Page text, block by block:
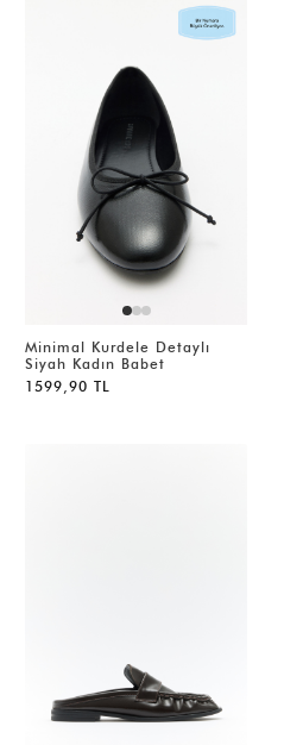
Minimal Kurdele Detaylı
Siyah Kadın Babet
1599,90 TL